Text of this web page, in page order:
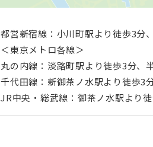
都営新宿線：小川町駅より徒歩3分
＜東京メトロ各線＞
丸の内線：淡路町駅より徒歩3分、
千代田線：新御茶ノ水駅より徒歩3
JR中央・総武線：御茶ノ水駅より